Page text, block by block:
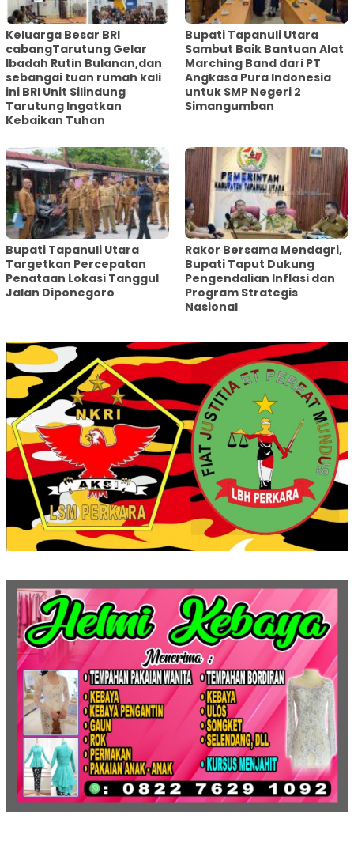
Keluarga Besar BRI
cabangTarutung Gelar
Ibadah Rutin Bulanan,dan
sebangai tuan rumah kali
ini BRI Unit Silindung
Tarutung Ingatkan
Kebaikan Tuhan
Bupati Tapanuli Utara
Sambut Baik Bantuan Alat
Marching Band dari PT
Angkasa Pura Indonesia
untuk SMP Negeri 2
Simangumban
‎Bupati Tapanuli Utara
Targetkan Percepatan
Penataan Lokasi Tanggul
Jalan Diponegoro
Rakor Bersama Mendagri,
Bupati Taput Dukung
Pengendalian Inflasi dan
Program Strategis
Nasional‎